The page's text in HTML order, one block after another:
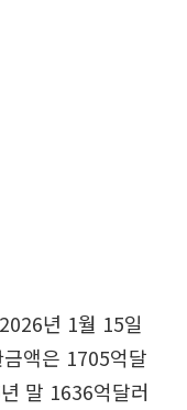
년 1월 15일
액은 1705억달
말 1636억달러